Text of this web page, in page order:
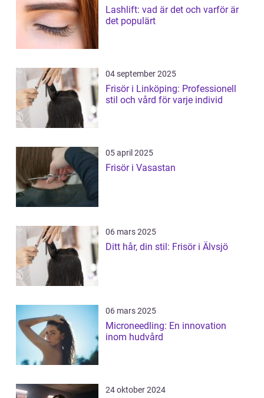
Lashlift: vad är det och varför är
det populärt
04 september 2025
Frisör i Linköping: Professionell
stil och vård för varje individ
05 april 2025
Frisör i Vasastan
06 mars 2025
Ditt hår, din stil: Frisör i Älvsjö
06 mars 2025
Microneedling: En innovation
inom hudvård
24 oktober 2024